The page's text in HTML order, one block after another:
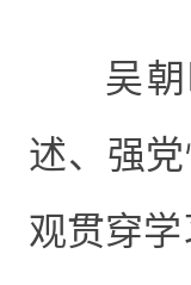
吴
述、强
观贯穿